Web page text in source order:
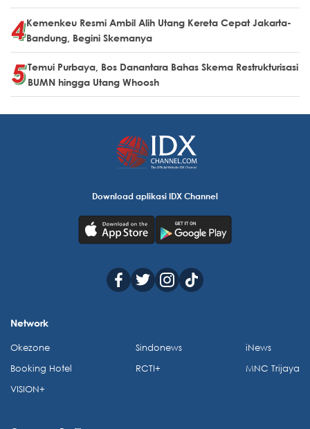
Kemenkeu Resmi Ambil Alih Utang Kereta Cepat Jakarta-
Bandung, Begini Skemanya
Temui Purbaya, Bos Danantara Bahas Skema Restrukturisasi
BUMN hingga Utang Whoosh
Download aplikasi IDX Channel
Network
Okezone
Booking Hotel
VISION+
Sindonews
RCTI+
iNews
MNC Trijaya